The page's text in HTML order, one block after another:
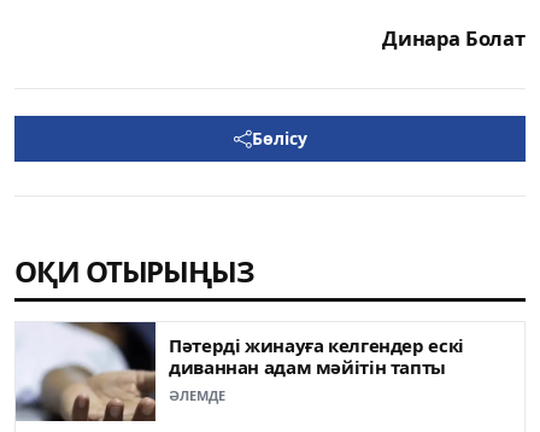
Динара Болат
Бөлісу
ОҚИ ОТЫРЫҢЫЗ
Пәтерді жинауға келгендер ескі
диваннан адам мәйітін тапты
ӘЛЕМДЕ